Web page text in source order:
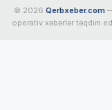
© 2026 Qerbxeber.com
operativ xəbərlər təqdim